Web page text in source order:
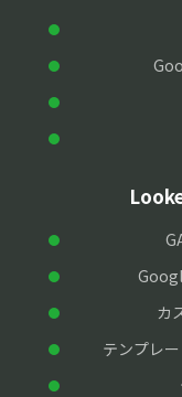
カ
テンプレ